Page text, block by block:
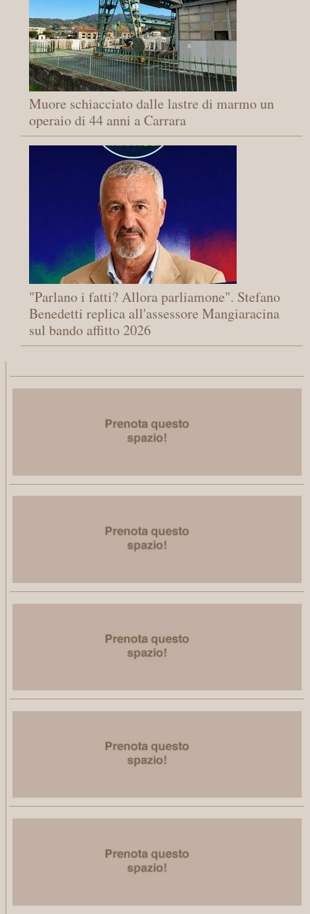
Muore schiacciato dalle lastre di marmo un
operaio di 44 anni a Carrara
"Parlano i fatti? Allora parliamone". Stefano
Benedetti replica all'assessore Mangiaracina
sul bando affitto 2026